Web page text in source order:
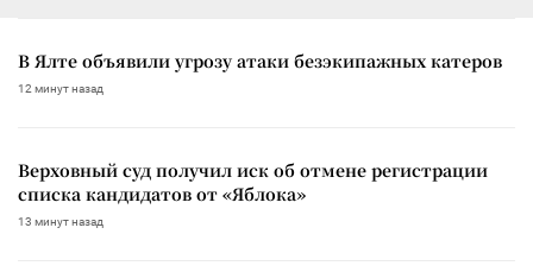
В Ялте объявили угрозу атаки безэкипажных катеров
12 минут назад
Верховный суд получил иск об отмене регистрации
списка кандидатов от «Яблока»
13 минут назад